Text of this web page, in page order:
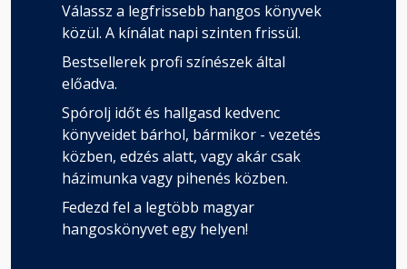
Válassz a legfrissebb hangos könyvek
közül. A kínálat napi szinten frissül.
Bestsellerek profi színészek által
előadva.
Spórolj időt és hallgasd kedvenc
könyveidet bárhol, bármikor - vezetés
közben, edzés alatt, vagy akár csak
házimunka vagy pihenés közben.
Fedezd fel a legtöbb magyar
hangoskönyvet egy helyen!